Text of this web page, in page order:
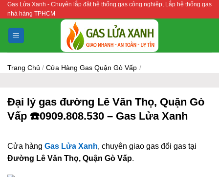
Bỏ
qua
nội
dung
Gas Lửa Xanh - Chuyên lắp đặt hệ thống gas công nghiệp, Lắp hệ thống gas
nhà hàng TPHCM
Trang Chủ / Cửa Hàng Gas Quận Gò Vấp /
Đại lý gas đường Lê Văn Thọ, Quận Gò
Vấp ☎️0909.808.530 – Gas Lửa Xanh
Cửa hàng Gas Lửa Xanh, chuyên giao gas đổi gas tại
Đường Lê Văn Thọ, Quận Gò Vấp.